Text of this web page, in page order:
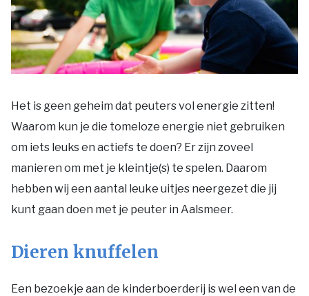
Voor de pers
Voor de ondernemers
Het is geen geheim dat peuters vol energie zitten!
Waarom kun je die tomeloze energie niet gebruiken
om iets leuks en actiefs te doen? Er zijn zoveel
manieren om met je kleintje(s) te spelen. Daarom
hebben wij een aantal leuke uitjes neergezet die jij
kunt gaan doen met je peuter in Aalsmeer.
Dieren knuffelen
Een bezoekje aan de kinderboerderij is wel een van de